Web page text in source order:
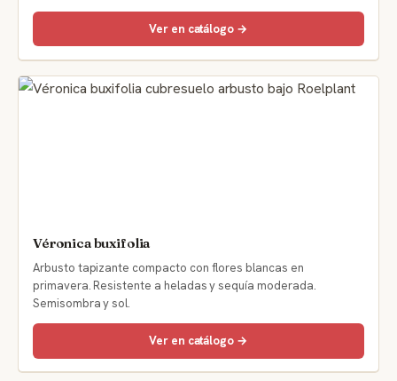
Ver en catálogo →
Véronica buxifolia
Arbusto tapizante compacto con flores blancas en
primavera. Resistente a heladas y sequía moderada.
Semisombra y sol.
Ver en catálogo →